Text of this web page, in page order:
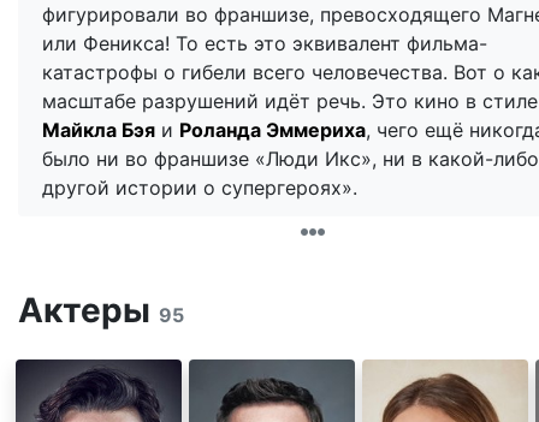
фигурировали во франшизе, превосходящего
или Феникса! То есть это эквивалент фильма-
катастрофы о гибели всего человечества. Вот о
масштабе разрушений идёт речь. Это кино в стиле
Майкла Бэя и Роланда Эммериха, чего ещё
было ни во франшизе «Люди Икс», ни в какой-либо
другой истории о супергероях».
Актеры 95